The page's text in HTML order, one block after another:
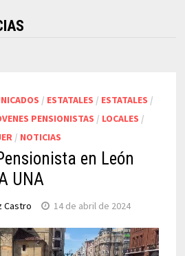
/ ESTATALES / ESTATALES /
PENSIONISTAS / LOCALES /
/ NOTICIAS
en León
UNA
Castro 14 de abril de 2024